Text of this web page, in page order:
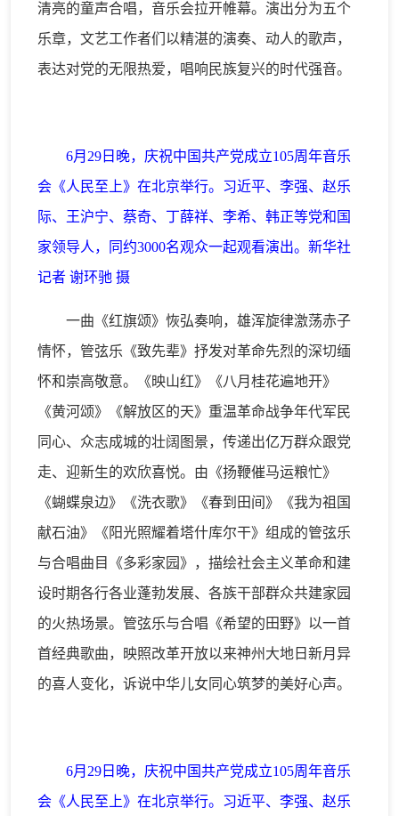
清亮的童声合唱，音乐会拉开帷幕。演出分为五个
乐章，文艺工作者们以精湛的演奏、动人的歌声，
表达对党的无限热爱，唱响民族复兴的时代强音。
6月29日晚，庆祝中国共产党成立105周年音乐
会《人民至上》在北京举行。习近平、李强、赵乐
际、王沪宁、蔡奇、丁薛祥、李希、韩正等党和国
家领导人，同约3000名观众一起观看演出。新华社
记者 谢环驰 摄
一曲《红旗颂》恢弘奏响，雄浑旋律激荡赤子
情怀，管弦乐《致先辈》抒发对革命先烈的深切缅
怀和崇高敬意。《映山红》《八月桂花遍地开》
《黄河颂》《解放区的天》重温革命战争年代军民
同心、众志成城的壮阔图景，传递出亿万群众跟党
走、迎新生的欢欣喜悦。由《扬鞭催马运粮忙》
《蝴蝶泉边》《洗衣歌》《春到田间》《我为祖国
献石油》《阳光照耀着塔什库尔干》组成的管弦乐
与合唱曲目《多彩家园》，描绘社会主义革命和建
设时期各行各业蓬勃发展、各族干部群众共建家园
的火热场景。管弦乐与合唱《希望的田野》以一首
首经典歌曲，映照改革开放以来神州大地日新月异
的喜人变化，诉说中华儿女同心筑梦的美好心声。
6月29日晚，庆祝中国共产党成立105周年音乐
会《人民至上》在北京举行。习近平、李强、赵乐